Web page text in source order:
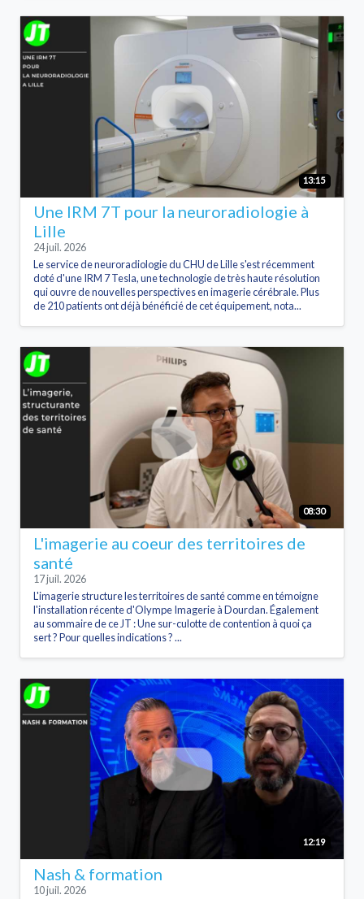
13:15
Une IRM 7T pour la neuroradiologie à
Lille
24 juil. 2026
Le service de neuroradiologie du CHU de Lille s'est récemment
doté d'une IRM 7 Tesla, une technologie de très haute résolution
qui ouvre de nouvelles perspectives en imagerie cérébrale. Plus
de 210 patients ont déjà bénéficié de cet équipement, nota...
08:30
L'imagerie au coeur des territoires de
santé
17 juil. 2026
L'imagerie structure les territoires de santé comme en témoigne
l'installation récente d'Olympe Imagerie à Dourdan. Également
au sommaire de ce JT : Une sur-culotte de contention à quoi ça
sert ? Pour quelles indications ? ...
12:19
Nash & formation
10 juil. 2026